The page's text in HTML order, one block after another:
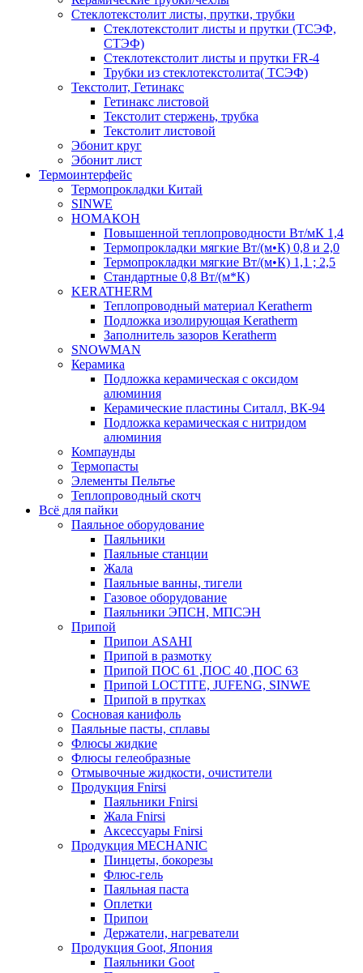
Cтеклотекстолит листы, прутки, трубки
Стеклотекстолит листы и прутки (ТСЭФ,
СТЭФ)
Стеклотекстолит листы и прутки FR-4
Трубки из стеклотекстолита( ТСЭФ)
Текстолит, Гетинакс
Гетинакс листовой
Текстолит стержень, трубка
Текстолит листовой
Эбонит круг
Эбонит лист
Термоинтерфейс
Термопрокладки Китай
SINWE
НОМАКОН
Повышенной теплопроводности Вт/мК 1,4
Термопрокладки мягкие Вт/(м•К) 0,8 и 2,0
Термопрокладки мягкие Вт/(м•К) 1,1 ; 2,5
Стандартные 0,8 Вт/(м*К)
KERATHERM
Теплопроводный материал Keratherm
Подложка изолирующая Keratherm
Заполнитель зазоров Keratherm
SNOWMAN
Керамика
Подложка керамическая с оксидом
алюминия
Керамические пластины Ситалл, ВК-94
Подложка керамическая с нитридом
алюминия
Компаунды
Термопасты
Элементы Пельтье
Теплопроводный скотч
Всё для пайки
Паяльное оборудование
Паяльники
Паяльные станции
Жала
Паяльные ванны, тигели
Газовое оборудование
Паяльники ЭПСН, МПСЭН
Припой
Припои ASAHI
Припой в размотку
Припой ПОС 61 ,ПОС 40 ,ПОС 63
Припой LOCTITE, JUFENG, SINWE
Припой в прутках
Сосновая канифоль
Паяльные пасты, сплавы
Флюсы жидкие
Флюсы гелеобразные
Отмывочные жидкости, очистители
Продукция Fnirsi
Паяльники Fnirsi
Жала Fnirsi
Аксессуары Fnirsi
Продукция MECHANIC
Пинцеты, бокорезы
Флюс-гель
Паяльная паста
Оплетки
Припои
Держатели, нагреватели
Продукция Goot, Япония
Паяльники Goot